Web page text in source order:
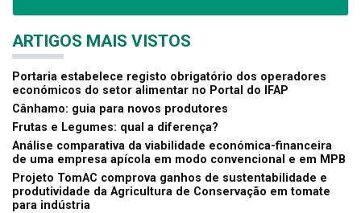
ARTIGOS MAIS VISTOS
Portaria estabelece registo obrigatório dos operadores
económicos do setor alimentar no Portal do IFAP
Cânhamo: guia para novos produtores
Frutas e Legumes: qual a diferença?
Análise comparativa da viabilidade económica-financeira
de uma empresa apícola em modo convencional e em MPB
Projeto TomAC comprova ganhos de sustentabilidade e
produtividade da Agricultura de Conservação em tomate
para indústria